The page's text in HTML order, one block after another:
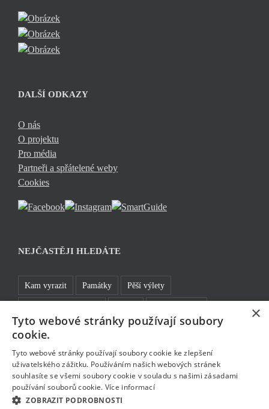
DALŠÍ ODKAZY
O nás
O projektu
Pro média
Partneři a spřátelené weby
Cookies
NEJČASTĚJI HLEDÁTE
Kam vyrazit Památky Pěší výlety
Sklo a bižuterie Jablonecká přehrada
Bavte se v Jablonci
×
Tyto webové stránky používají soubory
cookie.
Tyto webové stránky používají soubory cookie ke zlepšení
uživatelského zážitku. Používáním našich webových stránek
souhlasíte se všemi soubory cookie v souladu s našimi zásadami
používání souborů cookie. Více informací
ZOBRAZIT PODROBNOSTI